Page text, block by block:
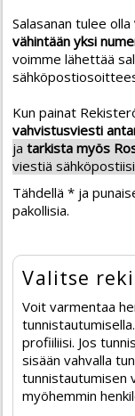
Salasanan tulee olla
vähintään yksi
voimme lähettää
Kun painat
vahvistusviesti
jatarkista myös
viestiä
Tähdellä * ja
pakollisia.
Valitse
Voit varmentaa
profiiliisi. Jos
sisään vahvalla
tunnistautumisen
myöhemmin